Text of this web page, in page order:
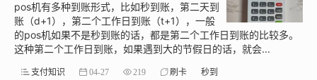
pos机有多种到账形式，比如秒到账，第二天到
账（d+1），第二个工作日到账（t+1），一般
的pos机如果不是秒到账的话，都是第二个工作日到账的比较多。
这种第二个工作日到账，如果遇到大的节假日的话，就会...
支付知识 04-27 219 刷卡 秒到